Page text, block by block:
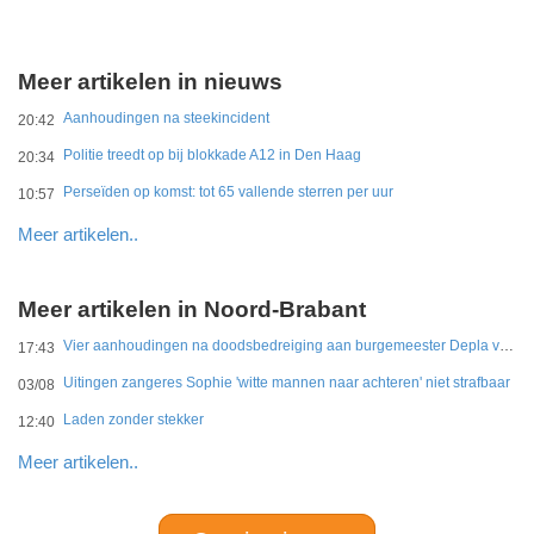
Meer artikelen in nieuws
20:42 Aanhoudingen na steekincident
20:34 Politie treedt op bij blokkade A12 in Den Haag
10:57 Perseïden op komst: tot 65 vallende sterren per uur
Meer artikelen..
Meer artikelen in Noord-Brabant
17:43 Vier aanhoudingen na doodsbedreiging aan burgemeester Depla van Breda
03/08 Uitingen zangeres Sophie 'witte mannen naar achteren' niet strafbaar
12:40 Laden zonder stekker
Meer artikelen..